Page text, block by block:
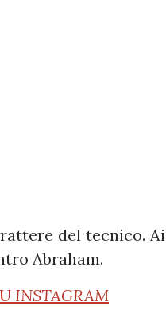
del tecnico. Ai
Abraham.
INSTAGRAM